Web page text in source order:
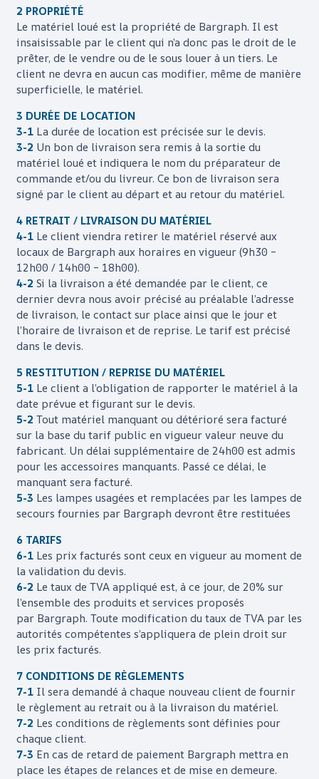
2 PROPRIÉTÉ
Le matériel loué est la propriété de Bargraph. Il est
insaisissable par le client qui n’a donc pas le droit de le
prêter, de le vendre ou de le sous louer à un tiers. Le
client ne devra en aucun cas modifier, même de manière
superficielle, le matériel.
3 DURÉE DE LOCATION
3-1 La durée de location est précisée sur le devis.
3-2 Un bon de livraison sera remis à la sortie du
matériel loué et indiquera le nom du préparateur de
commande et/ou du livreur. Ce bon de livraison sera
signé par le client au départ et au retour du matériel.
4 RETRAIT / LIVRAISON DU MATÉRIEL
4-1 Le client viendra retirer le matériel réservé aux
locaux de Bargraphaux horaires en vigueur (9h30 –
12h00 / 14h00 – 18h00).
4-2 Si la livraison a été demandée par le client, ce
dernier devra nous avoir précisé au préalable l’adresse
de livraison, le contact sur place ainsi que le jour et
l’horaire de livraison et de reprise. Le tarif est précisé
dans le devis.
5 RESTITUTION / REPRISE DU MATÉRIEL
5-1 Le client a l’obligation de rapporter le matériel à la
date prévue et figurant sur le devis.
5-2 Tout matériel manquant ou détérioré sera facturé
sur la base du tarif public en vigueur valeur neuve du
fabricant. Un délai supplémentaire de 24h00 est admis
pour les accessoires manquants. Passé ce délai, le
manquant sera facturé.
5-3 Les lampes usagées et remplacées par les lampes de
secours fournies par Bargraphdevront être restituées
6 TARIFS
6-1 Les prix facturés sont ceux en vigueur au moment de
la validation du devis.
6-2 Le taux de TVA appliqué est, à ce jour, de 20% sur
l’ensemble des produits et services proposés
par Bargraph. Toute modification du taux de TVA par les
autorités compétentes s’appliquera de plein droit sur
les prix facturés.
7 CONDITIONS DE RÈGLEMENTS
7-1 Il sera demandé à chaque nouveau client de fournir
le règlement au retrait ou à la livraison du matériel.
7-2 Les conditions de règlements sont définies pour
chaque client.
7-3 En cas de retard de paiement Bargraphmettra en
place les étapes de relances et de mise en demeure.